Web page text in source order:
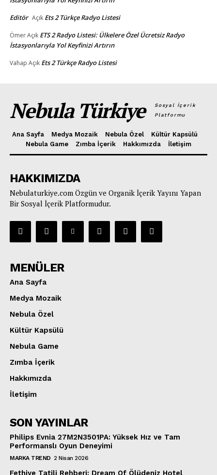
Editör Açık Ets 2 Türkçe Radyo Listesi
ÖmerAçık ETS 2 Radyo Listesi: Ülkelere Özel Ücretsiz Radyo
İstasyonlarıyla Yol Keyfinizi Artırın
Vahap Açık Ets 2 Türkçe Radyo Listesi
Nebula Türkiye
Sosyal İçerik
Platformu
Ana Sayfa Medya Mozaik Nebula Özel
Kültür Kapsülü
Nebula Game
Zımba İçerik Hakkımızda İletişim
HAKKIMIZDA
Nebulaturkiye.com Özgün ve Organik İçerik Yayını Yapan
Bir Sosyal İçerik Platformudur.
MENÜLER
Ana Sayfa
Medya Mozaik
Nebula Özel
Kültür Kapsülü
Nebula Game
Zımba İçerik
Hakkımızda
İletişim
SON YAYINLAR
Philips Evnia 27M2N3501PA: Yüksek Hız ve Tam
Performanslı Oyun Deneyimi
MARKA TREND 2 Nisan 2026
Fethiye Tatili Rehberi: Dream Of Ölüdeniz Hotel